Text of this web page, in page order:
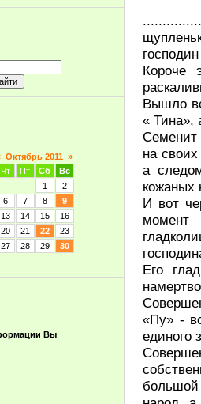
Октябрь 2011 »
Чт Пт Сб
Вс
1
2
6 7 8
9
13 14 15
16
20 21 22
23
27 28 29
30
Вы
Короче
Вышло
« Тина»,
Семенит
на
а
кожаных
И вот
момент
Его
«Пу» -
единого